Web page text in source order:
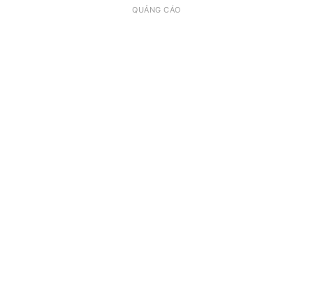
QUẢNG CÁO